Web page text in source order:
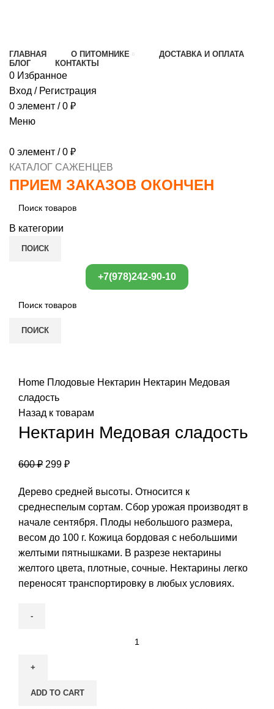
ГЛАВНАЯ О ПИТОМНИКЕ
ДОСТАВКА И ОПЛАТА
БЛОГ
КОНТАКТЫ
0 Избранное
Вход / Регистрация
0 элемент / 0 ₽
Меню
0 элемент / 0 ₽
КАТАЛОГ САЖЕНЦЕВ
ПРИЕМ ЗАКАЗОВ ОКОНЧЕН
В категории
ПОИСК
+7(978)242-90-10
ПОИСК
Home Плодовые Нектарин Нектарин Медовая
сладость
Назад к товарам
Нектарин Медовая сладость
600₽ 299 ₽
Дерево средней высоты. Относится к
среднеспелым сортам. Сбор урожая производят в
начале сентября. Плоды небольшого размера,
весом до 100 г. Кожица бордовая с небольшими
желтыми пятнышками. В разрезе нектарины
желтого цвета, плотные, сочные. Нектарины легко
переносят транспортировку в любых условиях.
сладость
ADD TO CART